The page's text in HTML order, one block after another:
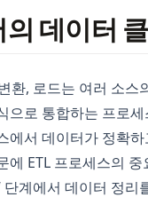
데이터
환, 로드는 여러 소스
으로 통합하는 프로
에서 데이터가 정확
에 ETL 프로세스의 중
단계에서 데이터 정리